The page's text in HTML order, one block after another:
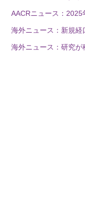
AACRニュース：
海外ニュース：新規
海外ニュース：研究